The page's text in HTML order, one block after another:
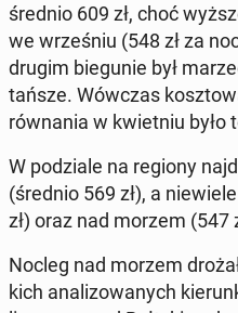
średnio 609 zł, choć
we wrze­śniu (548 zł za
drugim bie­gu­nie był
tań­sze. Wówczas
rów­na­nia w kwiet­niu było
W po­dzia­le na regiony
(średnio 569 zł), a
zł) oraz nad morzem (547
Nocleg nad morzem
kich ana­li­zo­wa­nych